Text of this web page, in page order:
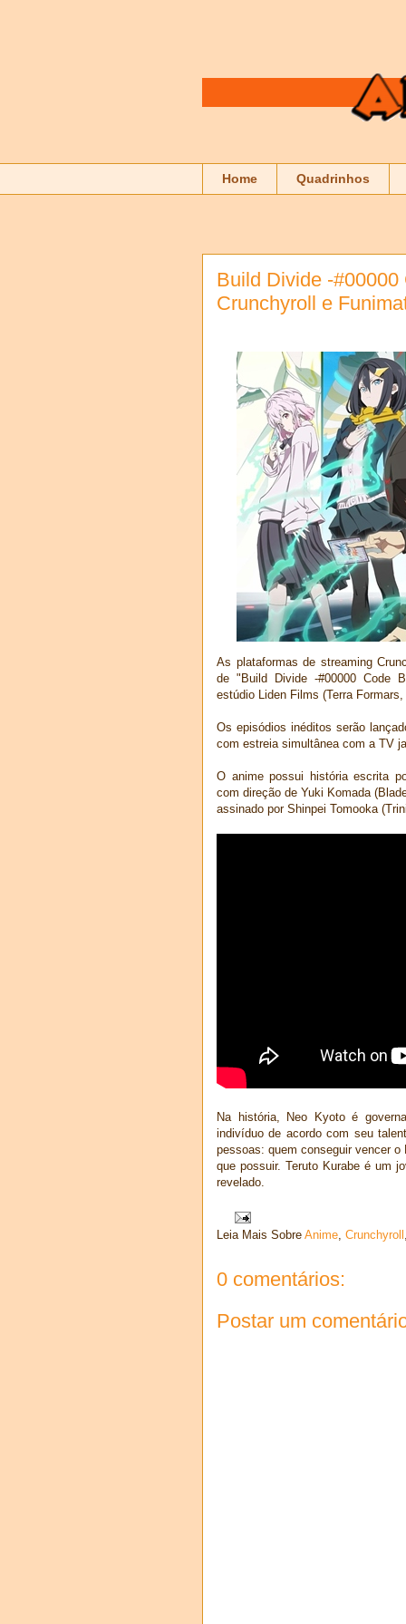
Home Quadrinhos
Build Divide -
Crunchyroll e
As plataformas de streaming
de "Build Divide -#00000 Code
estúdio Liden Films (Terra
Os episódios inéditos serão
com estreia simultânea com a TV
O anime possui história escrita
com direção de Yuki Komada
assinado por Shinpei Tomooka
Na história, Neo Kyoto é
indivíduo de acordo com seu
pessoas: quem conseguir vencer o
que possuir. Teruto Kurabe é um
revelado.
Leia Mais Sobre Anime, Crunchyroll ,
0 comentários:
Postar um